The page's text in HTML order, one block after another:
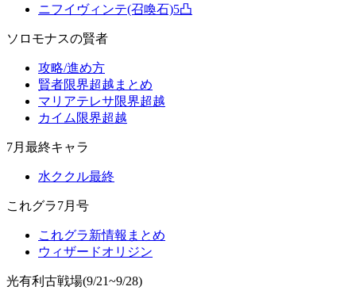
ニフイヴィンテ(召喚石)5凸
ソロモナスの賢者
攻略/進め方
賢者限界超越まとめ
マリアテレサ限界超越
カイム限界超越
7月最終キャラ
水ククル最終
これグラ7月号
これグラ新情報まとめ
ウィザードオリジン
光有利古戦場(9/21~9/28)